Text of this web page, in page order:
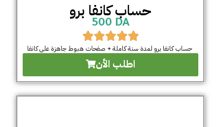
حساب كانفا برو
500 DA
اطلب الأن